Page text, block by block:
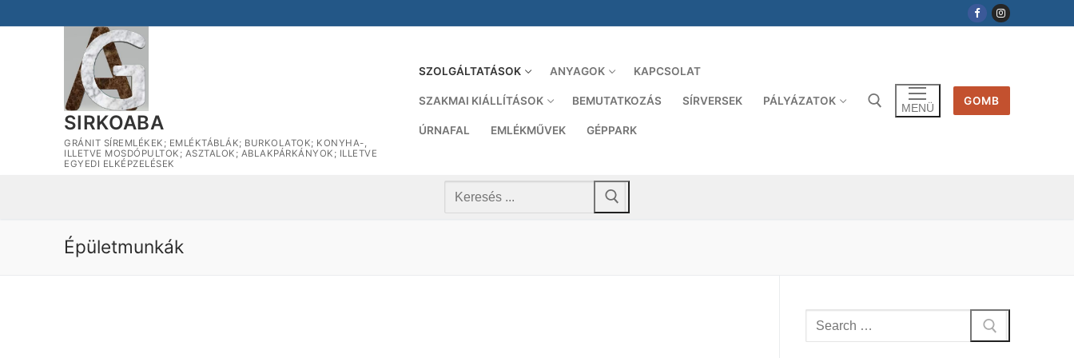
a
SIRKOABA
GRÁNIT SÍREMLÉKEK; EMLÉKTÁBLÁK; BURKOLATOK; KONYHA-,
ILLETVE MOSDÓPULTOK; ASZTALOK; ABLAKPÁRKÁNYOK; ILLETVE
EGYEDI ELKÉPZELÉSEK
SZOLGÁLTATÁSOK ANYAGOK KAPCSOLAT
SZAKMAI KIÁLLÍTÁSOK BEMUTATKOZÁS SÍRVERSEK PÁLYÁZATOK
ÚRNAFAL EMLÉKMŰVEK GÉPPARK
MENÜ
GOMB
Keresése:
Épületmunkák
Keresése: